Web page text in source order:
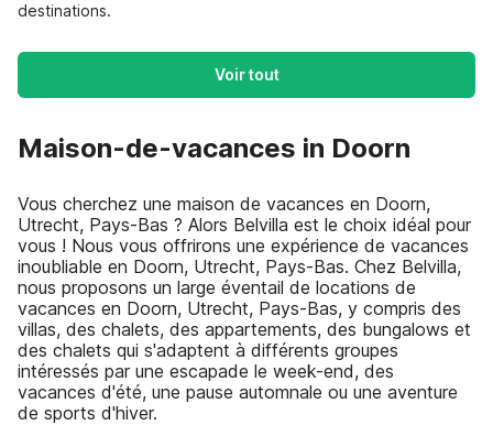
destinations.
Voir tout
Maison-de-vacances in Doorn
Vous cherchez une maison de vacances en Doorn,
Utrecht, Pays-Bas ? Alors Belvilla est le choix idéal pour
vous ! Nous vous offrirons une expérience de vacances
inoubliable en Doorn, Utrecht, Pays-Bas. Chez Belvilla,
nous proposons un large éventail de locations de
vacances en Doorn, Utrecht, Pays-Bas, y compris des
villas, des chalets, des appartements, des bungalows et
des chalets qui s'adaptent à différents groupes
intéressés par une escapade le week-end, des
vacances d'été, une pause automnale ou une aventure
de sports d'hiver.